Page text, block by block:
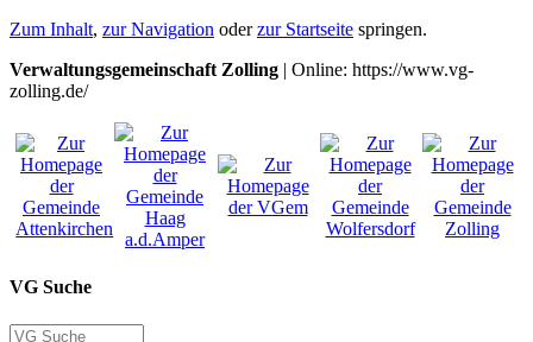
Zum Inhalt, zur Navigation oderzur Startseite springen.
Verwaltungsgemeinschaft Zolling | Online: https://www.vg-
zolling.de/
VG Suche